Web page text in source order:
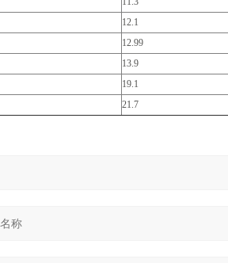
12.1
12.99
13.9
19.1
21.7